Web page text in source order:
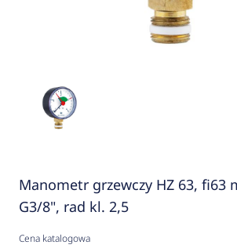
Manometr grzewczy HZ 63, fi63
G3/8", rad kl. 2,5
Cena katalogowa